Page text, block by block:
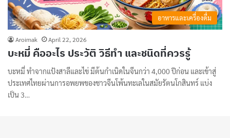
อาหารและเครื่องดื่ม
Aroimak April 22, 2026
บะหมี่ คืออะไร ประวัติ วิธีทำ และชนิดที่ควรรู้
บะหมี่ ทำจากแป้งสาลีและไข่ มีต้นกำเนิดในจีนกว่า 4,000 ปีก่อน และเข้าสู่
ประเทศไทยผ่านการอพยพของชาวจีนโพ้นทะเลในสมัยรัตนโกสินทร์ แบ่ง
เป็น 3…